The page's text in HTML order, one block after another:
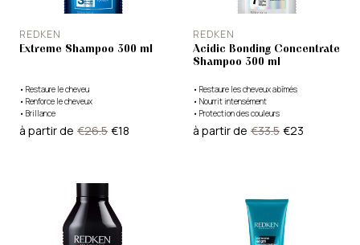
REDKEN
Extreme Shampoo 300 ml
• Restaure le cheveu
• Renforce le cheveux
• Brillance
à partir de €26.5 €18
REDKEN
Acidic Bonding Concentrate
Shampoo 300 ml
• Restaure les cheveux abîmés
• Nourrit intensément
• Protection des couleurs
à partir de €33.5 €23